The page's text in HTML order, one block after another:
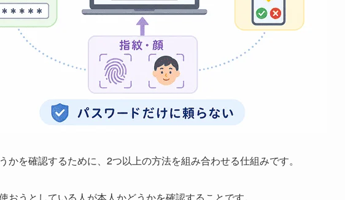
かを確認するために、2つ以上の方法を組み合わせる仕組みです。
おうとしている人が本人かどうかを確認することです。